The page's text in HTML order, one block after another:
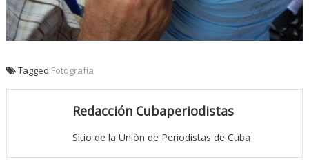
Tagged Fotografía
Redacción Cubaperiodistas
Sitio de la Unión de Periodistas de Cuba